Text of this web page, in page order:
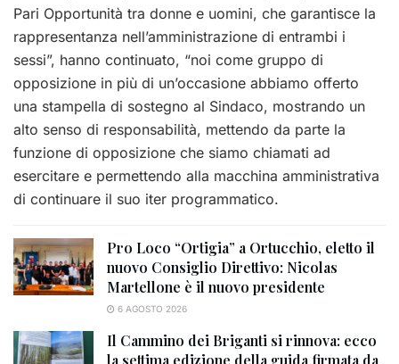
Pari Opportunità tra donne e uomini, che garantisce la
rappresentanza nell’amministrazione di entrambi i
sessi”, hanno continuato, “noi come gruppo di
opposizione in più di un’occasione abbiamo offerto
una stampella di sostegno al Sindaco, mostrando un
alto senso di responsabilità, mettendo da parte la
funzione di opposizione che siamo chiamati ad
esercitare e permettendo alla macchina amministrativa
di continuare il suo iter programmatico.
Pro Loco “Ortigia” a Ortucchio, eletto il
nuovo Consiglio Direttivo: Nicolas
Martellone è il nuovo presidente
6 AGOSTO 2026
Il Cammino dei Briganti si rinnova: ecco
la settima edizione della guida firmata da